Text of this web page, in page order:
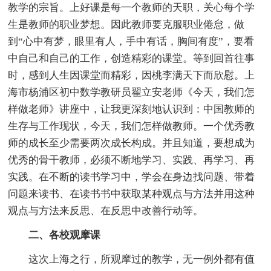
教学的宗旨。上好课是每一个教师的天职，关心每个学
生是教师的职业梦想。因此教师要克服职业倦怠，做
到“心中有梦，眼里有人，手中有话，胸间有度”，要看
中自己和自己的工作，创造精彩的课堂。等到回首往事
时，感到人生因课堂而精彩，因桃李满天下而欣慰。上
海市杨浦区初中数学教研员翟立安老师《今天，我们怎
样做老师》讲座中，让我更深刻地认识到：中国教师的
生存与工作现状，今天，我们怎样做教师。一个优秀教
师的成长至少需要两次成长构成。并且知道，要想成为
优秀的骨干教师，必须不断地学习、实践、再学习、再
实践。在不断的读书学习中，学会在身边找问题、带着
问题来读书、在读书书中获取某种观点与方法并用这种
观点与方法来反思、在反思中改善行动等。
二、各校观摩课
这次上海之行，所观摩过的教学，无一例外都有值